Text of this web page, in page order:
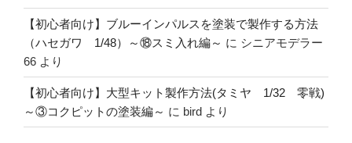
【初心者向け】ブルーインパルスを塗装で製作する方法
（ハセガワ 1/48）～⑱スミ入れ編～ に シニアモデラー
66 より
【初心者向け】大型キット製作方法(タミヤ 1/32 零戦)
～③コクピットの塗装編～ に bird より